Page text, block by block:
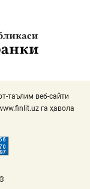
таълим веб-сайти
га ҳавола